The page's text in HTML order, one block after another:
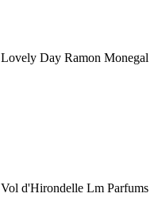
Lovely Day Ramon Monegal
Vol d'Hirondelle Lm Parfums